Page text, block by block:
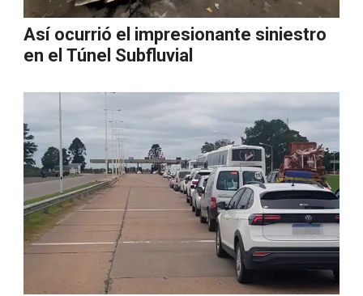
Así ocurrió el impresionante siniestro
en el Túnel Subfluvial